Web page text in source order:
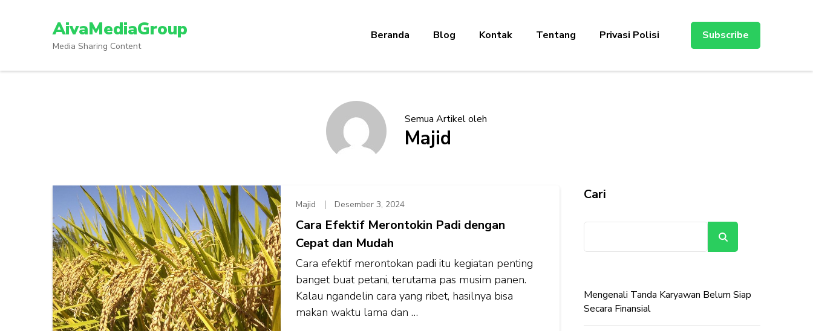
Enter)
AivaMediaGroup
Media Sharing Content
Beranda Blog Kontak Tentang Privasi Polisi Subscribe
Semua Artikel oleh
Majid
Majid Desember 3, 2024
Cara Efektif Merontokin Padi dengan
Cepat dan Mudah
Cara efektif merontokan padi itu kegiatan penting
banget buat petani, terutama pas musim panen.
Kalau ngandelin cara yang ribet, hasilnya bisa
makan waktu lama dan …
Cari
Mengenali Tanda Karyawan Belum Siap
Secara Finansial